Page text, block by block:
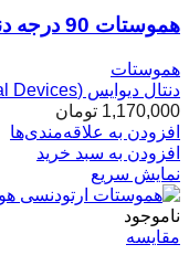
هموستات 90 درجه دنتال دیوایس
هموستات
دنتال دیوایس (Dental Devices)
1,170,000 تومان
افزودن به علاقه‌مندی‌ها
افزودن به سبد خرید
نمایش سریع
ناموجود
مقایسه